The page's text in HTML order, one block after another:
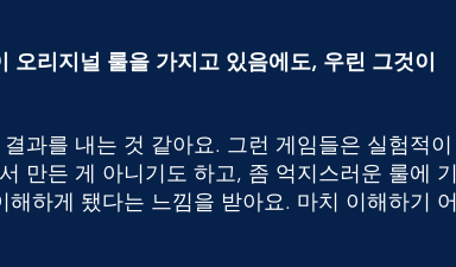
리지널 룰을 가지고 있음에도, 우린 그것이
과를 내는 것 같아요. 그런 게임들은 실험적이
만든 게 아니기도 하고, 좀 억지스러운 룰에 기
하게 됐다는 느낌을 받아요. 마치 이해하기 어